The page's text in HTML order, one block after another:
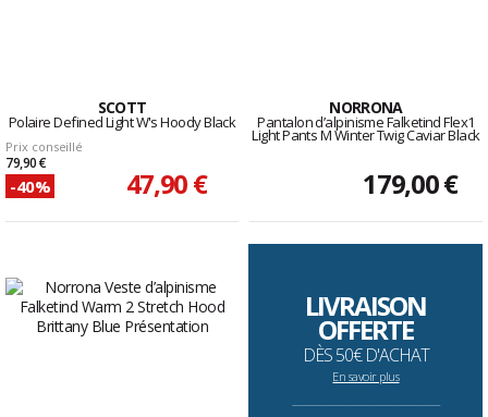
SCOTT
Polaire Defined Light W's Hoody Black
Prix conseillé
79,90 €
-40% 47,90 €
NORRONA
Pantalon d’alpinisme Falketind Flex1
Light Pants M Winter Twig Caviar Black
179,00 €
LIVRAISON
OFFERTE
DÈS 50€ D'ACHAT
En savoir plus
--------------------------------------------------------------------